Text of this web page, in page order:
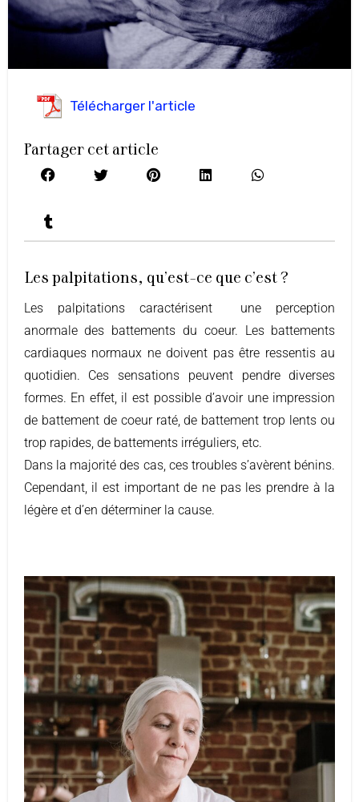
Télécharger l'article
Partager cet article
Les palpitations, qu'est-ce que c'est ?
Les palpitations caractérisent une perception
anormale des battements du coeur. Les battements
cardiaques normaux ne doivent pas être ressentis au
quotidien. Ces sensations peuvent pendre diverses
formes. En effet, il est possible d’avoir une impression
de battement de coeur raté, de battement trop lents ou
trop rapides, de battements irréguliers, etc.
Dans la majorité des cas, ces troubles s’avèrent bénins.
Cependant, il est important de ne pas les prendre à la
légère et d’en déterminer la cause.